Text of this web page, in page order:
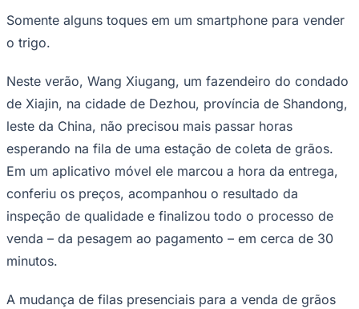
Juventude
Somente alguns toques em um smartphone para vender
o trigo.
Neste verão, Wang Xiugang, um fazendeiro do condado
de Xiajin, na cidade de Dezhou, província de Shandong,
leste da China, não precisou mais passar horas
esperando na fila de uma estação de coleta de grãos.
Em um aplicativo móvel ele marcou a hora da entrega,
conferiu os preços, acompanhou o resultado da
inspeção de qualidade e finalizou todo o processo de
venda – da pesagem ao pagamento – em cerca de 30
minutos.
A mudança de filas presenciais para a venda de grãos